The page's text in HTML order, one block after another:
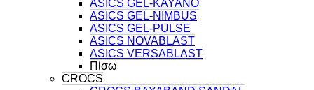
ASICS GEL-KAYANO
ASICS GEL-NIMBUS
ASICS GEL-PULSE
ASICS NOVABLAST
ASICS VERSABLAST
Πίσω
CROCS